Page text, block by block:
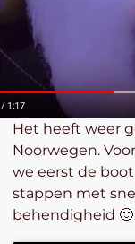
Het heeft weer
Noorwegen.
we eerst de
stappen met
behendigheid 🙂